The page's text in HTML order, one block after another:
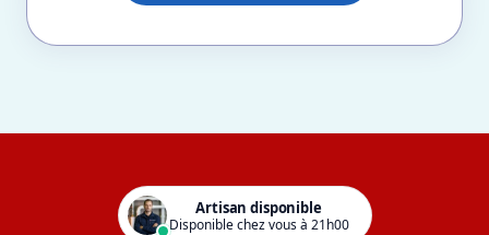
Artisan disponible
Disponible chez vous à 21h00